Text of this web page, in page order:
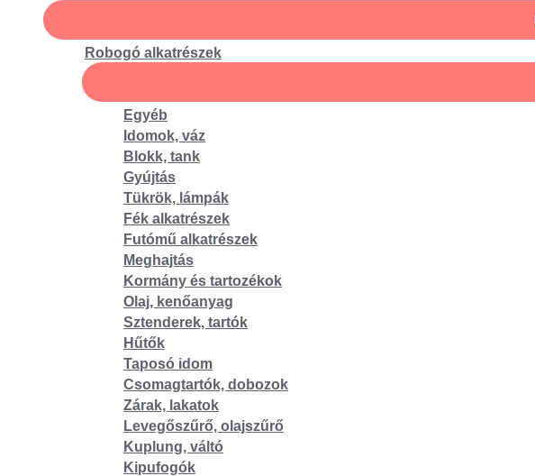
Robogó alkatrészek
Egyéb
Idomok, váz
Blokk, tank
Gyújtás
Tükrök, lámpák
Fék alkatrészek
Futómű alkatrészek
Meghajtás
Kormány és tartozékok
Olaj, kenőanyag
Sztenderek, tartók
Hűtők
Taposó idom
Csomagtartók, dobozok
Zárak, lakatok
Levegőszűrő, olajszűrő
Kuplung, váltó
Kipufogók